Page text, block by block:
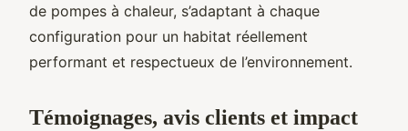
de pompes à chaleur, s’adaptant à chaque
configuration pour un habitat réellement
performant et respectueux de l’environnement.
Témoignages, avis clients et impact